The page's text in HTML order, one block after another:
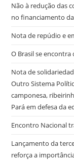
Não à redução das
no financiamento
Nota de repúdio e
O Brasil se encontra
Nota de
Outro Sistema
camponesa,
Pará em defesa da
Encontro Nacional
Lançamento da
reforça a